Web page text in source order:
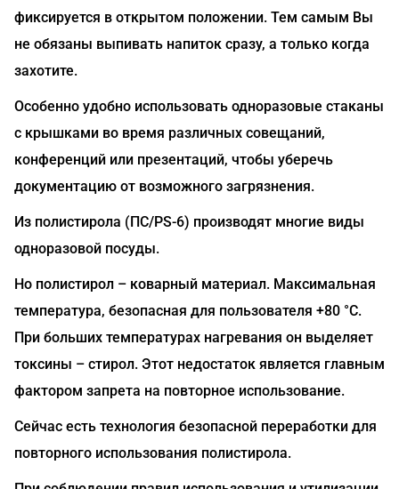
фиксируется в открытом положении. Тем самым Вы
не обязаны выпивать напиток сразу, а только когда
захотите.
Особенно удобно использовать одноразовые стаканы
с крышками во время различных совещаний,
конференций или презентаций, чтобы уберечь
документацию от возможного загрязнения.
Из полистирола (ПС/PS-6) производят многие виды
одноразовой посуды.
Но полистирол – коварный материал. Максимальная
температура, безопасная для пользователя +80 °С.
При больших температурах нагревания он выделяет
токсины – стирол. Этот недостаток является главным
фактором запрета на повторное использование.
Сейчас есть технология безопасной переработки для
повторного использования полистирола.